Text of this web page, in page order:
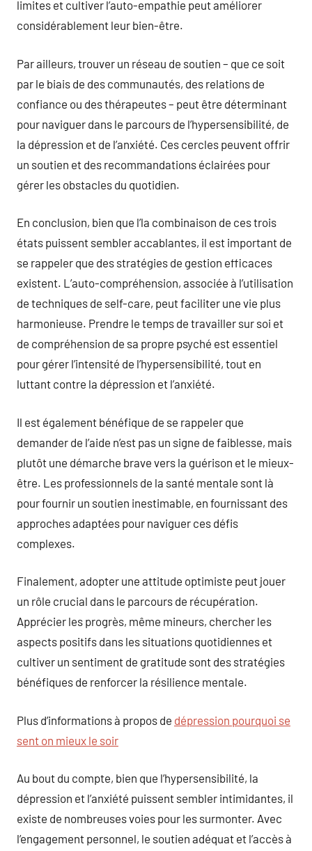
limites et cultiver l’auto-empathie peut améliorer
considérablement leur bien-être.
Par ailleurs, trouver un réseau de soutien – que ce soit
par le biais de des communautés, des relations de
confiance ou des thérapeutes – peut être déterminant
pour naviguer dans le parcours de l’hypersensibilité, de
la dépression et de l’anxiété. Ces cercles peuvent offrir
un soutien et des recommandations éclairées pour
gérer les obstacles du quotidien.
En conclusion, bien que l’la combinaison de ces trois
états puissent sembler accablantes, il est important de
se rappeler que des stratégies de gestion efficaces
existent. L’auto-compréhension, associée à l’utilisation
de techniques de self-care, peut faciliter une vie plus
harmonieuse. Prendre le temps de travailler sur soi et
de compréhension de sa propre psyché est essentiel
pour gérer l’intensité de l’hypersensibilité, tout en
luttant contre la dépression et l’anxiété.
Il est également bénéfique de se rappeler que
demander de l’aide n’est pas un signe de faiblesse, mais
plutôt une démarche brave vers la guérison et le mieux-
être. Les professionnels de la santé mentale sont là
pour fournir un soutien inestimable, en fournissant des
approches adaptées pour naviguer ces défis
complexes.
Finalement, adopter une attitude optimiste peut jouer
un rôle crucial dans le parcours de récupération.
Apprécier les progrès, même mineurs, chercher les
aspects positifs dans les situations quotidiennes et
cultiver un sentiment de gratitude sont des stratégies
bénéfiques de renforcer la résilience mentale.
Plus d’informations à propos de dépression pourquoi se
sent on mieux le soir
Au bout du compte, bien que l’hypersensibilité, la
dépression et l’anxiété puissent sembler intimidantes, il
existe de nombreuses voies pour les surmonter. Avec
l’engagement personnel, le soutien adéquat et l’accès à